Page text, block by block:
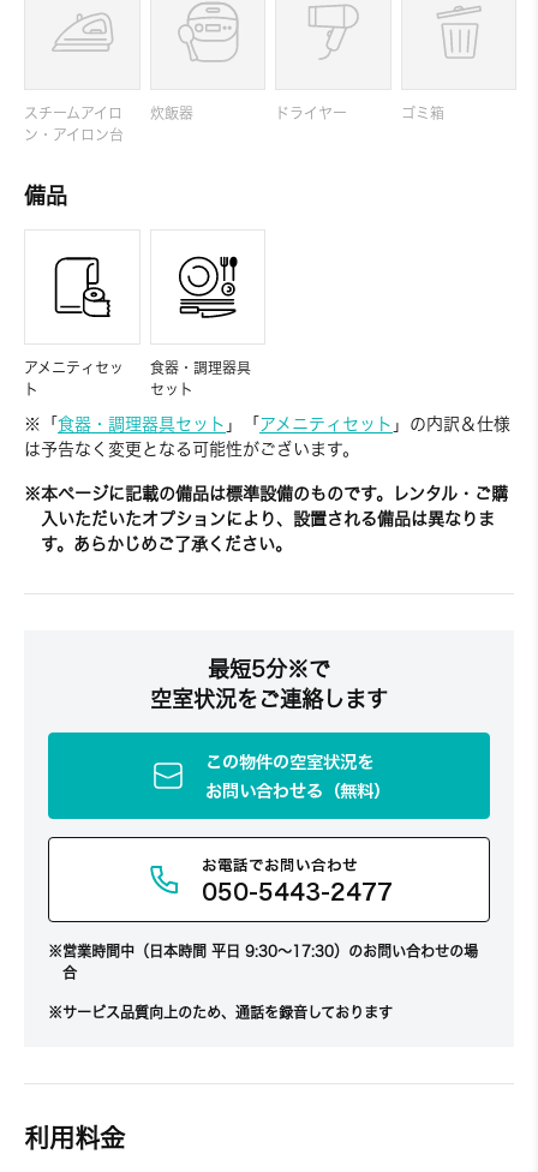
スチームアイロ
ン・アイロン台
炊飯器 ドライヤー ゴミ箱
備品
アメニティセッ
ト
食器・調理器具
セット
※「 食器・調理器具セット 」「 アメニティセット 」の内訳＆仕様
は予告なく変更となる可能性がございます。
※本ページに記載の備品は標準設備のものです。レンタル・ご購
入いただいたオプションにより、設置される備品は異なりま
す。あらかじめご了承ください。
最短5分※で
空室状況をご連絡します
この物件の空室状況を
お問い合わせる（無料）
お電話でお問い合わせ
050-5443-2477
営業時間中（日本時間 平日 9:30～17:30）のお問い合わせの場
合
サービス品質向上のため、通話を録音しております
利用料金